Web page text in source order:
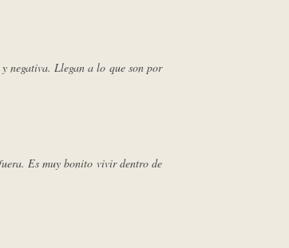
negativa. Llegan a lo que son por
Es muy bonito vivir dentro de